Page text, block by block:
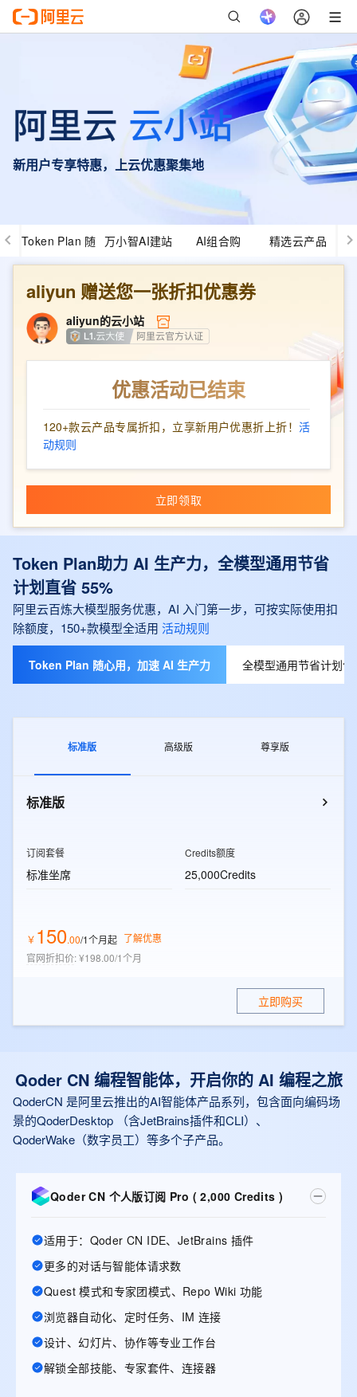
新用户专享特惠，上云优惠聚集地
Token Plan 随 万小智AI建站 AI组合购 精选云产品
aliyun 赠送您一张折扣优惠券
aliyun的云小站
优惠活动已结束
120+款云产品专属折扣，立享新用户优惠折上折！ 活
动规则
立即领取
Token Plan助力 AI 生产力，全模型通用节省
计划直省 55%
阿里云百炼大模型服务优惠，AI 入门第一步，可按实际使用扣
除额度，150+款模型全适用 活动规则
Token Plan 随心用，加速 AI 生产力 全模型通用节省计划
标准版 高级版 尊享版
标准版
订阅套餐
标准坐席
Credits额度
25,000Credits
￥ 150.00/1个月起 了解优惠
官网折扣价:¥198.00/1个月
立即购买
Qoder CN 编程智能体，开启你的 AI 编程之旅
QoderCN 是阿里云推出的AI智能体产品系列，包含面向编码场
景的QoderDesktop （含JetBrains插件和CLI）、
QoderWake（数字员工）等多个子产品。
Qoder CN 个人版订阅 Pro ( 2,000 Credits )
适用于：Qoder CN IDE、JetBrains 插件
更多的对话与智能体请求数
Quest 模式和专家团模式、Repo Wiki 功能
浏览器自动化、定时任务、IM 连接
设计、幻灯片、协作等专业工作台
解锁全部技能、专家套件、连接器